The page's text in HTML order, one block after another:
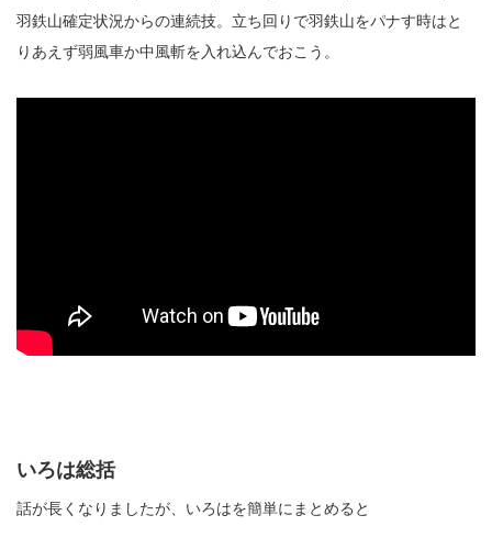
羽鉄山確定状況からの連続技。立ち回りで羽鉄山をパナす時はと
りあえず弱風車か中風斬を入れ込んでおこう。
いろは総括
話が長くなりましたが、いろはを簡単にまとめると